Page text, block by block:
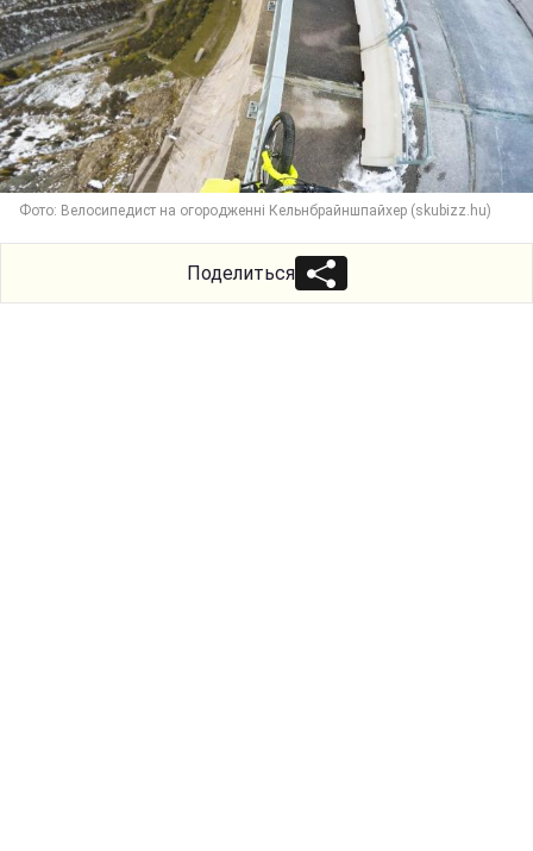
Фото: Велосипедист на огородженні Кельнбрайншпайхер (skubizz.hu)
Поделиться